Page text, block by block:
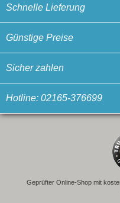
Schnelle Lieferung
Günstige Preise
Sicher zahlen
Hotline: 02165-376699
Geprüfter Online-Shop mit